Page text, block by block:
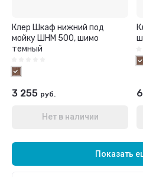
Клер Шкаф нижний под
мойку ШНМ 500, шимо
темный
3 255 руб.
Нет в наличии
Показать